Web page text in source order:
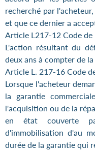
recherché par
et que ce dernier a
Article L217-12 Code
L'action résultant du
deux ans à compter de
Article L. 217-16 Code
Lorsque l'acheteur
la garantie
l'acquisition ou de la
en état couverte
d'immobilisation d'au
durée de la garantie qui